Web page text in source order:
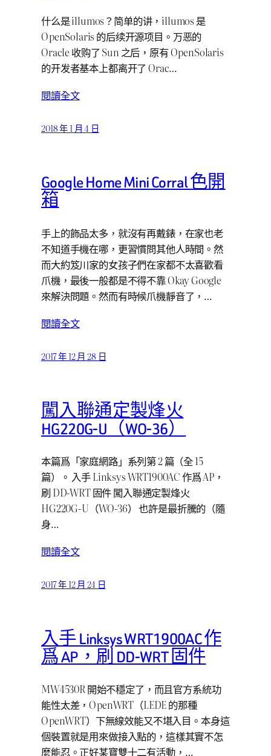
什么是 illumos？简单的讲，illumos 是
OpenSolaris 的后续开源项目。万恶的
Oracle 收购了 Sun 之后，原有 OpenSolaris
的开发者基本上都离开了 Orac…
閱讀全文
2018 年 1 月 4 日
Google Home Mini Corral 色開
箱
手上的飾品太多，就沒有再戴錶，在家也老
不知道手機在哪，更習慣問其他人時間。然
而大約笈川家的女孩子們在家都不太喜歡看
爪機，最後一般都是不得不靠 Okay Google
來解決問題。然而有時候爪機靜音了，…
閱讀全文
2017 年 12 月 28 日
闖入聯通定製烽火
HG220G-U（WO-36）
本篇爲「家庭網路」系列第 2 篇（全 15
篇）。 入手 Linksys WRT1900AC 作爲 AP，
刷 DD-WRT 固件 闖入聯通定製烽火
HG220G-U（WO-36） 也許是最折騰的（隨
身…
閱讀全文
2017 年 12 月 24 日
入手 Linksys WRT1900AC 作
爲 AP，刷 DD-WRT 固件
MW4530R 開始不穩定了，而且官方系統功
能性太差，OpenWRT（LEDE 的那種
OpenWRT）下無線效能又不堪入目。本身這
個裝置就是用來做接入點的，這樣其實不怎
麼能忍。正好某寶雙十二有活動，…